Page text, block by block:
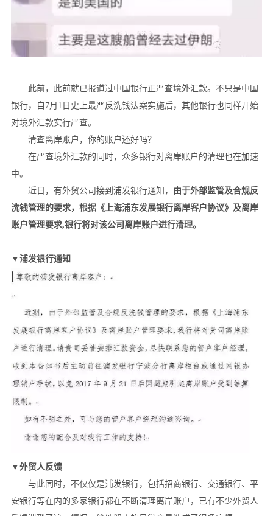
此前，此前就已报道过中国银行正严查境外汇款。不只是中国
银行，自7月1日史上最严反洗钱法案实施后，其他银行也同样开始
对境外汇款实行严查。
清查离岸账户，你的账户还好吗？
在严查境外汇款的同时，众多银行对离岸账户的清理也在加速
中。
近日，有外贸公司接到浦发银行通知， 由于外部监管及合规反
洗钱管理的要求，根据《上海浦东发展银行离岸客户协议》及离岸
账户管理要求,银行将对该公司离岸账户进行清理。
▼浦发银行通知
▼外贸人反馈
与此同时，不仅仅是浦发银行，包括招商银行、交通银行、平
安银行等在内的多家银行都在不断清理离岸账户，已有不少外贸人